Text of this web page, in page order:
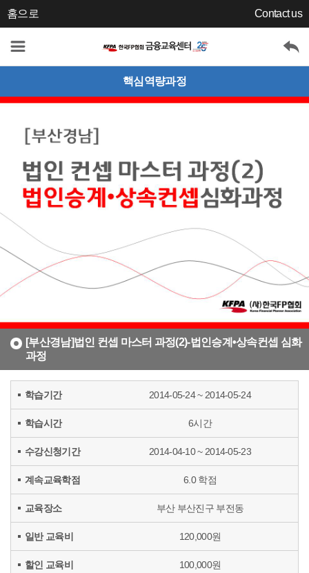
홈으로 Contact us
핵심역량과정
[부산경남]법인 컨셉 마스터 과정(2)-법인승계•상속컨셉 심화
과정
학습기간 2014-05-24 ~ 2014-05-24
학습시간 6시간
수강신청기간 2014-04-10 ~ 2014-05-23
계속교육학점 6.0 학점
교육장소 부산 부산진구 부전동
일반 교육비 120,000원
할인 교육비 100,000원